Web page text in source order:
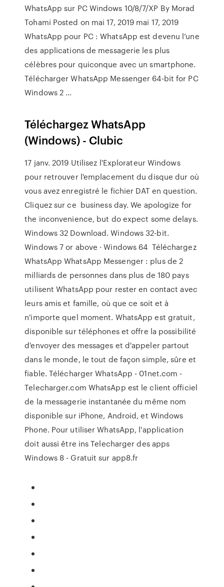
WhatsApp sur PC Windows 10/8/7/XP By Morad
Tohami Posted on mai 17, 2019 mai 17, 2019
WhatsApp pour PC : WhatsApp est devenu l’une
des applications de messagerie les plus
célèbres pour quiconque avec un smartphone.
Télécharger WhatsApp Messenger 64-bit for PC
Windows 2 ...
Téléchargez WhatsApp
(Windows) - Clubic
17 janv. 2019 Utilisez l'Explorateur Windows
pour retrouver l'emplacement du disque dur où
vous avez enregistré le fichier DAT en question.
Cliquez sur ce business day. We apologize for
the inconvenience, but do expect some delays.
Windows 32 Download. Windows 32-bit.
Windows 7 or above · Windows 64 Téléchargez
WhatsApp WhatsApp Messenger : plus de 2
milliards de personnes dans plus de 180 pays
utilisent WhatsApp pour rester en contact avec
leurs amis et famille, où que ce soit et à
n'importe quel moment. WhatsApp est gratuit,
disponible sur téléphones et offre la possibilité
d'envoyer des messages et d'appeler partout
dans le monde, le tout de façon simple, sûre et
fiable. Télécharger WhatsApp - 01net.com -
Telecharger.com WhatsApp est le client officiel
de la messagerie instantanée du même nom
disponible sur iPhone, Android, et Windows
Phone. Pour utiliser WhatsApp, l'application
doit aussi être ins Telecharger des apps
Windows 8 - Gratuit sur app8.fr